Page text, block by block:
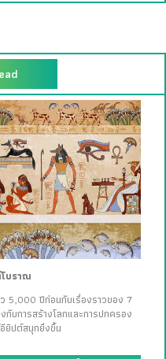
บราณ
5,000 ปีก่อนกับเรื่องราวของ 7
บการสร้างโลกและการปกครอง
ยิปต์สนุกยิ่งขึ้น